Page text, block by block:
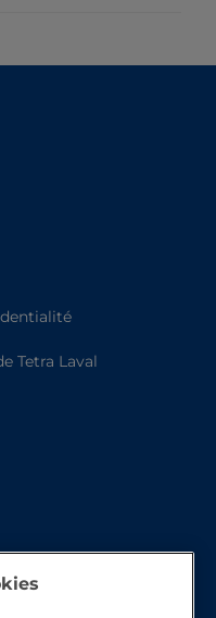
Tetra Laval